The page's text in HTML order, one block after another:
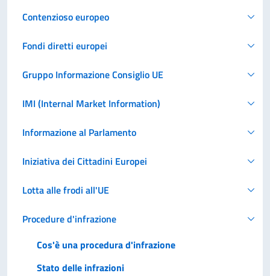
Contenzioso europeo
Fondi diretti europei
Gruppo Informazione Consiglio UE
IMI (Internal Market Information)
Informazione al Parlamento
Iniziativa dei Cittadini Europei
Lotta alle frodi all'UE
Procedure d'infrazione
Cos'è una procedura d'infrazione
Stato delle infrazioni